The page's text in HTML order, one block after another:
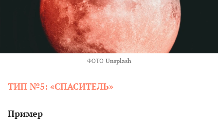
ФОТО Unsplash
ТИП №5: «СПАСИТЕЛЬ»
Пример